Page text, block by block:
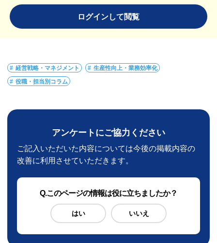
ログインして閲覧
経営戦略・マネジメント 生産性向上・業務効率化
役職・担当別コラム
アンケートにご協力ください
ご記入いただいた内容については今後の掲載内容の
改善に利用させていただきます。
Q.このページの情報は役に立ちましたか？
はい いいえ